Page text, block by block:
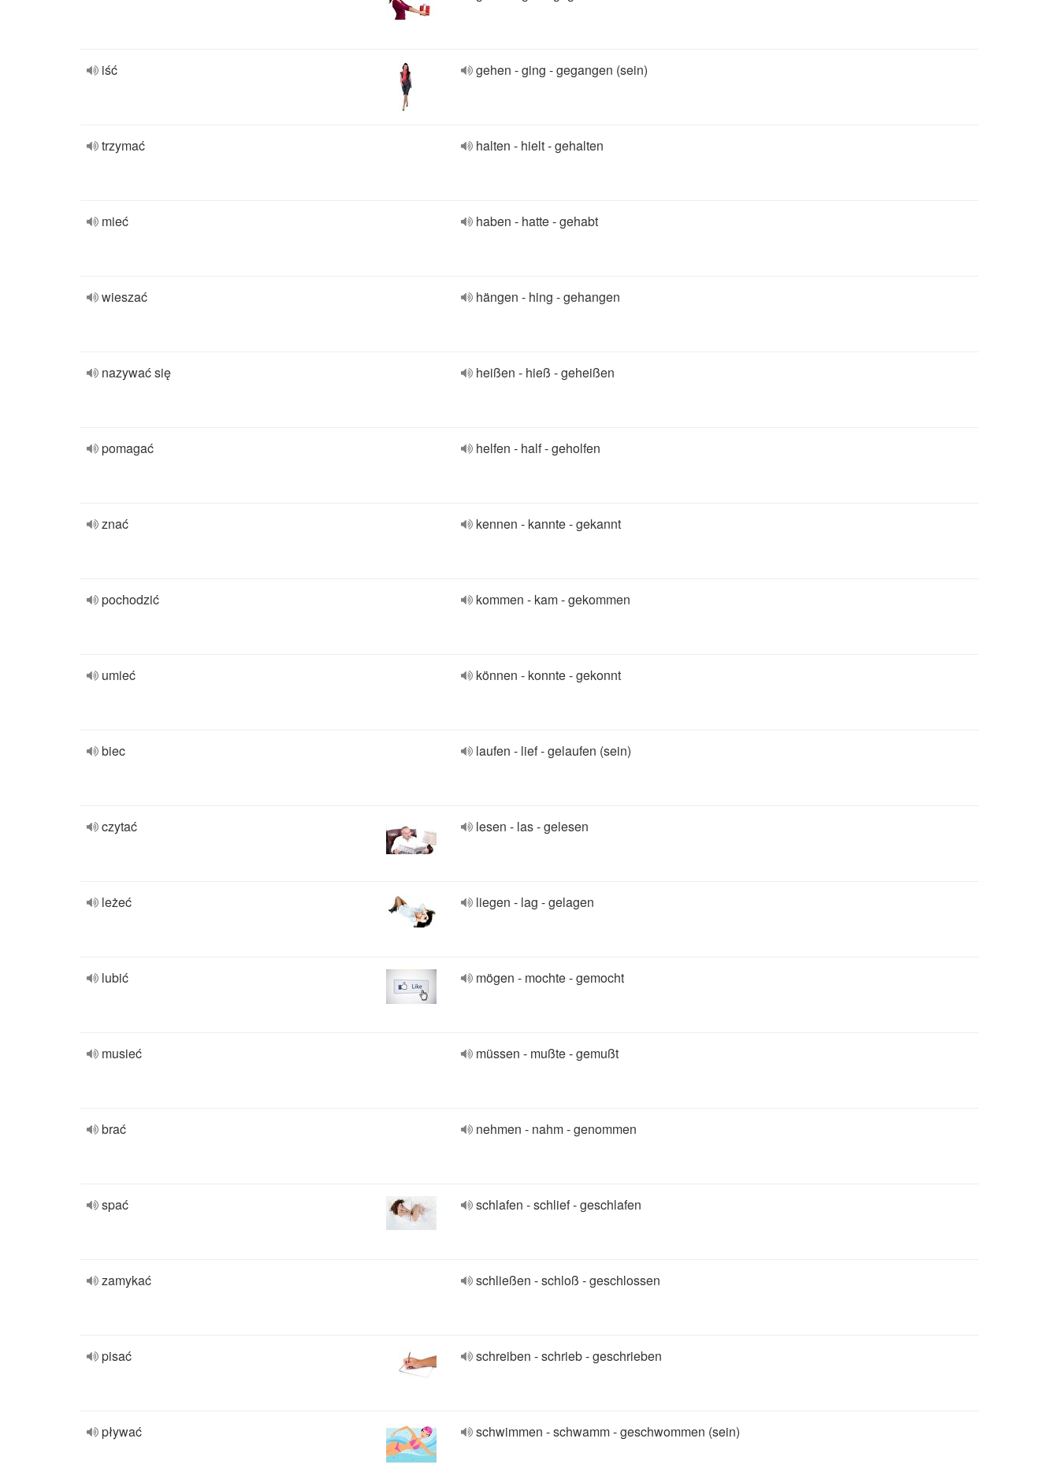
iść gehen - ging - gegangen (sein)
trzymać halten - hielt - gehalten
mieć haben - hatte - gehabt
wieszać hängen - hing - gehangen
nazywać się heißen - hieß - geheißen
pomagać helfen - half - geholfen
znać kennen - kannte - gekannt
pochodzić kommen - kam - gekommen
umieć können - konnte - gekonnt
biec laufen - lief - gelaufen (sein)
czytać lesen - las - gelesen
leżeć liegen - lag - gelagen
lubić mögen - mochte - gemocht
musieć müssen - mußte - gemußt
brać nehmen - nahm - genommen
spać schlafen - schlief - geschlafen
zamykać schließen - schloß - geschlossen
pisać schreiben - schrieb - geschrieben
pływać schwimmen - schwamm - geschwommen (sein)